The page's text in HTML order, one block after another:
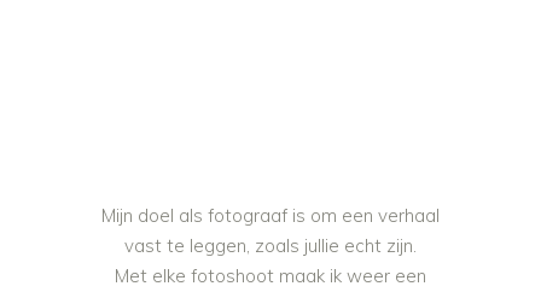
Mijn doel als fotograaf is om een verhaal
vast te leggen, zoals jullie echt zijn.
Met elke fotoshoot maak ik weer een